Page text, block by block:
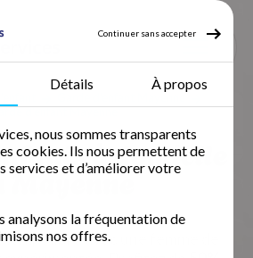
Continuer sans accepter
Détails À propos
nous sommes transparents
cookies. Ils nous permettent de
services et d’améliorer votre
analysons la fréquentation de
nos offres.
d'enfant Mayenne
à domicile
Mayenne
libre avec une femme de